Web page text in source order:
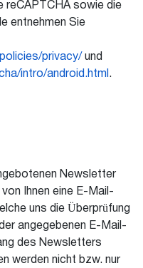
reCAPTCHA sowie die
entnehmen Sie
privacy/ und
intro/android.html .
Newsletter
Ihnen eine E-Mail-
uns die Überprüfung
angegebenen E-Mail-
des Newsletters
werden nicht bzw. nur